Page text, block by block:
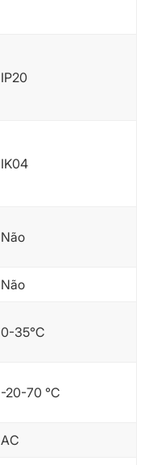
IP20
IK04
Não
Não
0-35℃
-20-70 ℃
AC